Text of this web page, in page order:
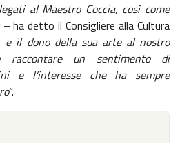
al Maestro Coccia, così come
– ha detto il Consigliere alla Cultura
e il dono della sua arte al nostro
raccontare un sentimento di
e l’interesse che ha sempre
“.